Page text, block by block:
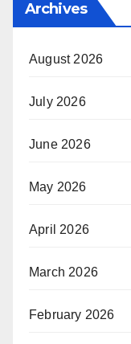
Archives
August 2026
July 2026
June 2026
May 2026
April 2026
March 2026
February 2026